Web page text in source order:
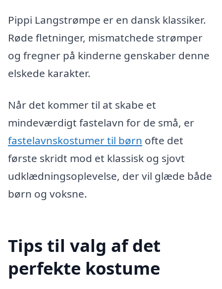
Pippi Langstrømpe er en dansk klassiker.
Røde fletninger, mismatchede strømper
og fregner på kinderne genskaber denne
elskede karakter.
Når det kommer til at skabe et
mindeværdigt fastelavn for de små, er
fastelavnskostumer til børn ofte det
første skridt mod et klassisk og sjovt
udklædningsoplevelse, der vil glæde både
børn og voksne.
Tips til valg af det
perfekte kostume